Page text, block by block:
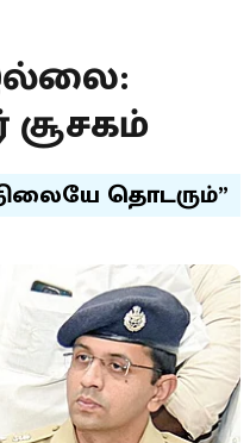
சூசகம்
தொடரும்”